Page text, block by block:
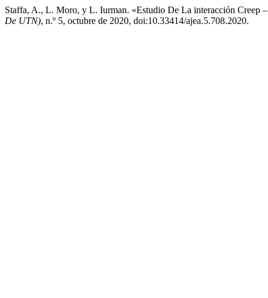
Staffa, A., L. Moro, y L. Iurman. «Estudio De La interacción Creep
De UTN), n.º 5, octubre de 2020, doi:10.33414/ajea.5.708.2020.